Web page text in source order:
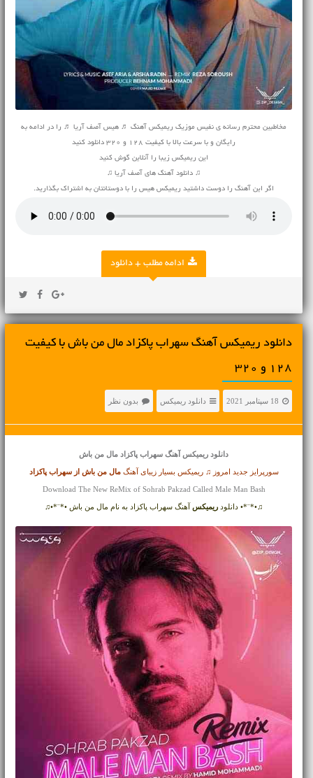
مخاطبین محترم رسانه ی نفیس موزیک ریمیکس آهنگ ♬ هیس آصف آریا ♬ را در ادامه به
رایگان و با سرعت بالا با کیفیت 128 و 320 دانلود کنید
این ریمیکس زیبا را آنلاین گوش کنید
♫ دانلود آهنگ های آصف آریا ♫
اگر این آهنگ را دوست داشتید ریمیکس هیس را با دوستانتان به اشتراک بگذارید.
ادامه مطلب + دانلود
دانلود ریمیکس آهنگ سهراب پاکزاد مال من باش با کیفیت
128 و 320
18 سپتامبر 2021 دانلود ریمیکس بدون نظر
دانلود ریمیکس آهنگسهراب پاکزاد مال من باش
سورپرایز جدید امروز ♫ ریمیکس بسیار زیبای آهنگمال من باش ازسهراب پاکزاد
Download The New ReMix of Sohrab Pakzad Called Male Man Bash
♫•*¨*• دانلود ریمیکس آهنگ سهراب پاکزاد به نام مال من باش •*¨*•♫